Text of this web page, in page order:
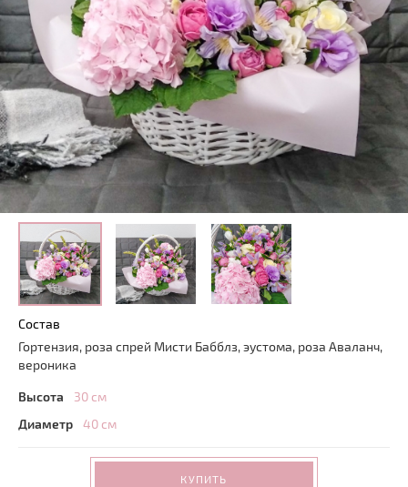
Состав
Гортензия, роза спрей Мисти Бабблз, эустома, роза Аваланч,
вероника
Высота
30 см
Диаметр
40 см
КУПИТЬ